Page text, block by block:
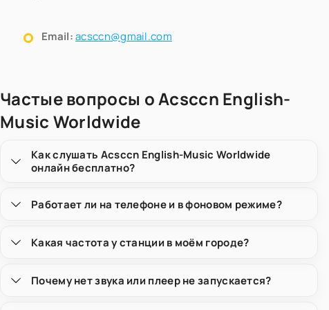
Email:acsccn@gmail.com
Частые вопросы о Acsccn English-
Music Worldwide
Как слушать Acsccn English-Music Worldwide
онлайн бесплатно?
Работает ли на телефоне и в фоновом режиме?
Какая частота у станции в моём городе?
Почему нет звука или плеер не запускается?